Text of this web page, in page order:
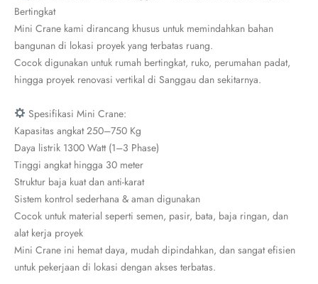
Bertingkat
Mini Crane kami dirancang khusus untuk memindahkan bahan
bangunan di lokasi proyek yang terbatas ruang.
Cocok digunakan untuk rumah bertingkat, ruko, perumahan padat,
hingga proyek renovasi vertikal di Sanggau dan sekitarnya.
Spesifikasi Mini Crane:
Kapasitas angkat 250–750 Kg
Daya listrik 1300 Watt (1–3 Phase)
Tinggi angkat hingga 30 meter
Struktur baja kuat dan anti-karat
Sistem kontrol sederhana & aman digunakan
Cocok untuk material seperti semen, pasir, bata, baja ringan, dan
alat kerja proyek
Mini Crane ini hemat daya, mudah dipindahkan, dan sangat efisien
untuk pekerjaan di lokasi dengan akses terbatas.